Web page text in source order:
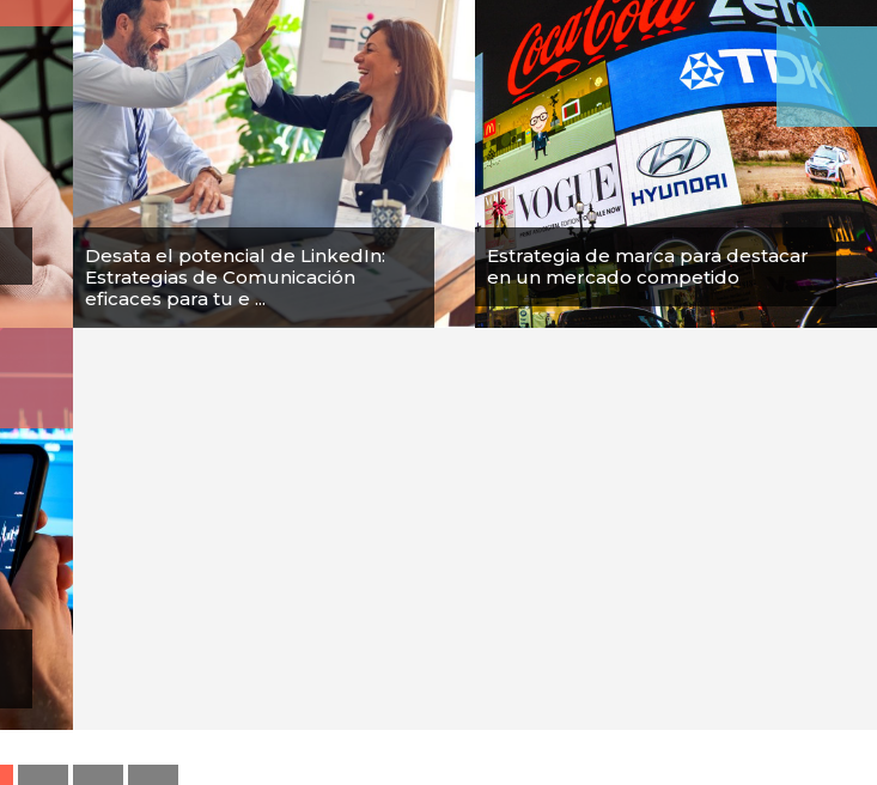
Desata el potencial de LinkedIn:
Estrategias de Comunicación
eficaces para tu e ...
Estrategia de marca para destacar
en un mercado competido